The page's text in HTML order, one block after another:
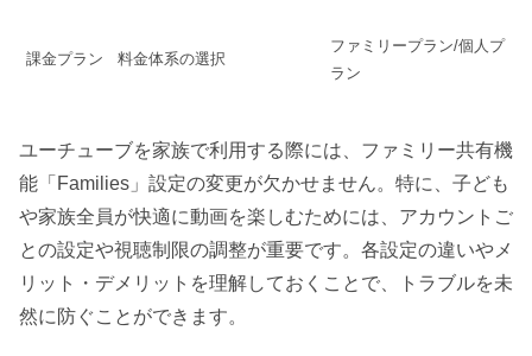
課金プラン 料金体系の選択
ファミリープラン/個人プ
ラン
ユーチューブを家族で利用する際には、ファミリー共有機
能「Families」設定の変更が欠かせません。特に、子ども
や家族全員が快適に動画を楽しむためには、アカウントご
との設定や視聴制限の調整が重要です。各設定の違いやメ
リット・デメリットを理解しておくことで、トラブルを未
然に防ぐことができます。